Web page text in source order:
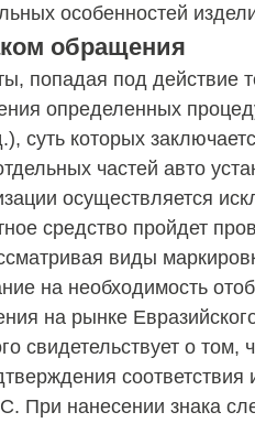
особенностей
обращения
попадая под действие
определенных
суть которых
частей авто
осуществляется
средство пройдет
виды
на необходимость
на рынке
свидетельствует о том,
соответствия
При нанесении знака